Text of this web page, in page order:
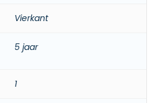
Vierkant
5 jaar
1